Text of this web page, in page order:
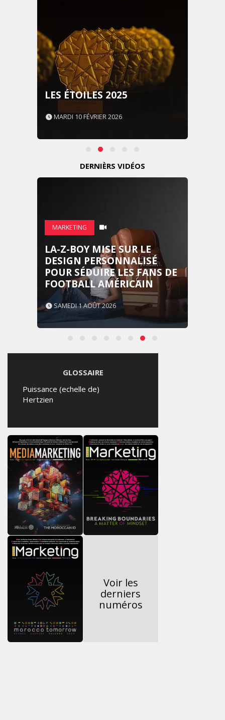
LES ÉTOILES 2025
MARDI 10 FÉVRIER 2026
DERNIÈRS VIDÉOS
MARKETING
LA-Z-BOY MISE SUR LE
DESIGN PERSONNALISÉ
POUR SÉDUIRE LES FANS DE
FOOTBALL AMÉRICAIN
SAMEDI 1 AOÛT 2026
GLOSSAIRE
Puissance (echelle de)
Hertzien
Voir les
derniers
numéros